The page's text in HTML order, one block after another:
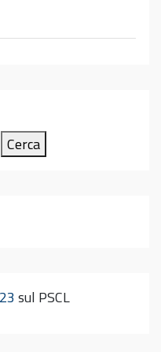
Cerca
sul PSCL